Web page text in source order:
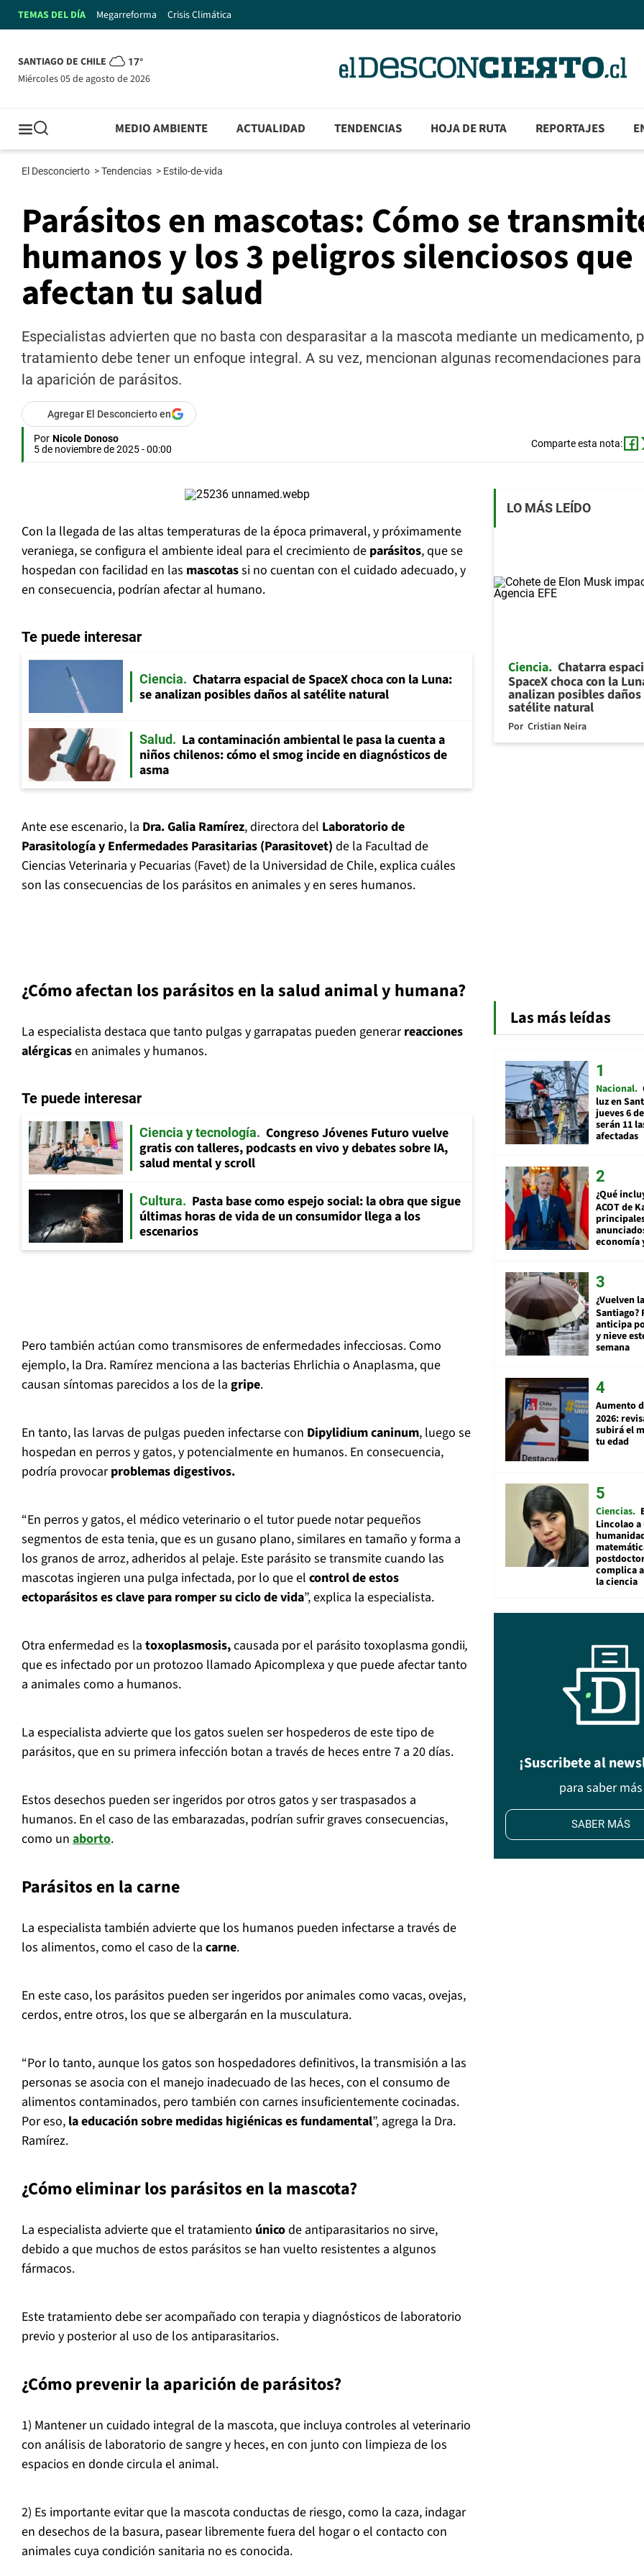
TEMAS DEL DÍA Megarreforma Crisis Climática
SANTIAGO DE CHILE 17°
miércoles 05 de agosto de 2026
MEDIO AMBIENTE ACTUALIDAD TENDENCIAS HOJA DE RUTA REPORTAJES
El Desconcierto >Tendencias > Estilo-de-vida
Parásitos en mascotas: Cómo se
humanos y los 3 peligros silenciosos que
afectan tu salud
Especialistas advierten que no basta con desparasitar a la mascota mediante un medicamento,
tratamiento debe tener un enfoque integral. A su vez, mencionan algunas recomendaciones
la aparición de parásitos.
Agregar El Desconcierto en
Por Nicole Donoso
5 de noviembre de 2025 - 00:00
Comparte esta nota:
Con la llegada de las altas temperaturas de la época primaveral, y próximamente
veraniega, se configura el ambiente ideal para el crecimiento de parásitos, que se
hospedan con facilidad en las mascotassi no cuentan con el cuidado adecuado, y
en consecuencia, podrían afectar al humano.
Te puede interesar
Ciencia
Chatarra espacial de SpaceX choca con la Luna:
se analizan posibles daños al satélite natural
Salud
La contaminación ambiental le pasa la cuenta a
niños chilenos: cómo el smog incide en diagnósticos de
asma
Ante ese escenario, la Dra. Galia Ramírez, directora del Laboratorio de
Parasitología y Enfermedades Parasitarias (Parasitovet) de la Facultad de
Ciencias Veterinaria y Pecuarias (Favet) de la Universidad de Chile, explica cuáles
son las consecuencias de los parásitos en animales y en seres humanos.
¿Cómo afectan los parásitos en la salud animal y humana?
La especialista destaca que tanto pulgas y garrapatas pueden generarreacciones
alérgicasen animales y humanos.
Te puede interesar
Ciencia y tecnología
Congreso Jóvenes Futuro vuelve
gratis con talleres, podcasts en vivo y debates sobre IA,
salud mental y scroll
Cultura
Pasta base como espejo social: la obra que sigue
últimas horas de vida de un consumidor llega a los
escenarios
Pero también actúan como transmisores de enfermedades infecciosas. Como
ejemplo, la Dra. Ramírez menciona a las bacterias Ehrlichia o Anaplasma, que
causan síntomas parecidos a los de la gripe.
En tanto, las larvas de pulgas pueden infectarse con Dipylidium caninum, luego se
hospedan en perros y gatos, y potencialmente en humanos. En consecuencia,
podría provocarproblemas digestivos.
“En perros y gatos, el médico veterinario o el tutor puede notar pequeños
segmentos de esta tenia, que es un gusano plano, similares en tamaño y forma a
los granos de arroz, adheridos al pelaje. Este parásito se transmite cuando las
mascotas ingieren una pulga infectada, por lo que el control de estos
ectoparásitos es clave para romper su ciclo de vida”, explica la especialista.
Otra enfermedad es la toxoplasmosis,causada por el parásito toxoplasma gondii,
que es infectado por un protozoo llamado Apicomplexa y que puede afectar tanto
a animales como a humanos.
La especialista advierte que los gatos suelen ser hospederos de este tipo de
parásitos, que en su primera infección botan a través de heces entre 7 a 20 días.
Estos desechos pueden ser ingeridos por otros gatos y ser traspasados a
humanos. En el caso de las embarazadas, podrían sufrir graves consecuencias,
como un aborto.
Parásitos en la carne
La especialista también advierte que los humanos pueden infectarse a través de
los alimentos, como el caso de la carne.
En este caso, los parásitos pueden ser ingeridos por animales como vacas, ovejas,
cerdos, entre otros, los que se albergarán en la musculatura.
“Por lo tanto, aunque los gatos son hospedadores definitivos, la transmisión a las
personas se asocia con el manejo inadecuado de las heces, con el consumo de
alimentos contaminados, pero también con carnes insuficientemente cocinadas.
Por eso, la educación sobre medidas higiénicas es fundamental”, agrega la Dra.
Ramírez.
¿Cómo eliminar los parásitos en la mascota?
La especialista advierte que el tratamiento únicode antiparasitarios no sirve,
debido a que muchos de estos parásitos se han vuelto resistentes a algunos
fármacos.
Este tratamiento debe ser acompañado con terapia y diagnósticos de laboratorio
previo y posterior al uso de los antiparasitarios.
¿Cómo prevenir la aparición de parásitos?
1) Mantener un cuidado integral de la mascota, que incluya controles al veterinario
con análisis de laboratorio de sangre y heces, en con junto con limpieza de los
espacios en donde circula el animal.
2) Es importante evitar que la mascota conductas de riesgo, como la caza, indagar
en desechos de la basura, pasear libremente fuera del hogar o el contacto con
animales cuya condición sanitaria no es conocida.
LO MÁS LEÍDO
Ciencia Chatarra
SpaceX choca con la
analizan posibles
satélite natural
Por Cristian Neira
Las más leídas
Nacional
luz en
jueves 6
serán 11
afectadas
¿Qué
ACOT de
economía
¿Vuelven
Santiago?
anticipa
y nieve
semana
Aumento
2026:
subirá el
tu edad
Ciencias
Lincolao a
complica
la ciencia
¡Suscribete al
para saber más
SABER MÁS